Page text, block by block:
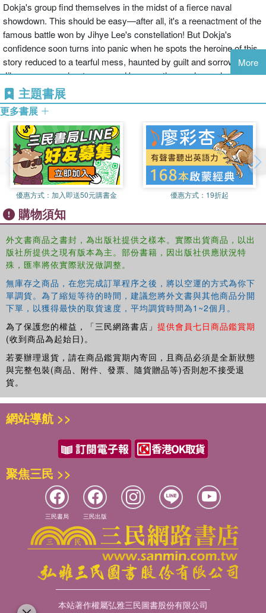
Dokja's group find themselves in the midst of a fierce naval
showdown. This should be easy—after all, it's a reenactment of the
famous battle won by Jihye Lee's constellation! But Dokja's
confidence soon turns into panic when he spots the heroine of this
story reduced to a tearful mess, haunted by guilt and sorrow. Can
Jihye overcome her trauma and become the peerless ruler of the
sea she's destined to be?
More
主題書展
更多書展
優惠方式： 加入即送50元購書金 優惠方式： 19折起
購物須知
外文書商品之書封，為出版社提供之樣本。實際出貨商品，以出
版社所提供之現有版本為主。部份書籍，因出版社供應狀況特
殊，匯率將依實際狀況做調整。
無庫存之商品，在您完成訂單程序之後，將以空運的方式為你下
單調貨。為了縮短等待的時間，建議您將外文書與其他商品分開
下單，以獲得最快的取貨速度，平均調貨時間為1~2個月。
為了保護您的權益，「三民網路書店」 提供會員七日商品鑑賞期
(收到商品為起始日)。
若要辦理退貨，請在商品鑑賞期內寄回，且商品必須是全新狀態
與完整包裝(商品、附件、發票、隨貨贈品等)否則恕不接受退
貨。
網站導航 >>
聚焦三民 >>
三民書局 三民出版
本站著作權屬弘雅三民圖書股份有限公司